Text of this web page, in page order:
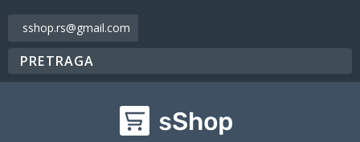
sshop.rs@gmail.com